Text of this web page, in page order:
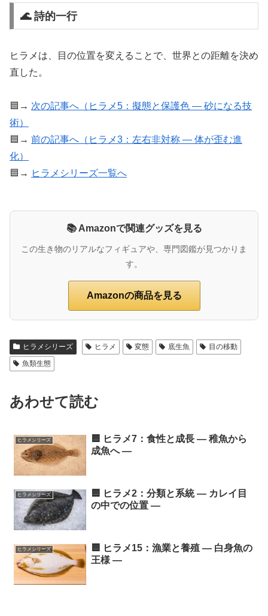
🌊 詩的一行
ヒラメは、目の位置を変えることで、世界との距離を決め
直した。
🟦→ 次の記事へ（ヒラメ5：擬態と保護色 ― 砂になる技
術）
🟦→ 前の記事へ（ヒラメ3：左右非対称 ― 体が歪む進
化）
🟦→ ヒラメシリーズ一覧へ
📚 Amazonで関連グッズを見る
この生き物のリアルなフィギュアや、専門図鑑が見つかりま
す。
Amazonの商品を見る
ヒラメシリーズ ヒラメ 変態 底生魚
目の移動
魚類生態
あわせて読む
ヒラメシリーズ
🟦 ヒラメ7：食性と成長 ― 稚魚から
成魚へ ―
ヒラメシリーズ
🟦 ヒラメ2：分類と系統 ― カレイ目
の中での位置 ―
ヒラメシリーズ
🟦 ヒラメ15：漁業と養殖 ― 白身魚の
王様 ―